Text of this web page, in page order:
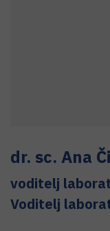
dr. sc. Ana
voditelj
Voditelj